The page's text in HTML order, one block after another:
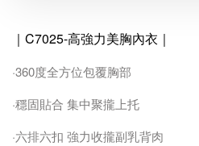
｜C7025-高強力美胸內衣 ｜
·360度全方位包覆胸部
·穩固貼合 集中聚攏上托
·六排六扣 強力收攏副乳背肉